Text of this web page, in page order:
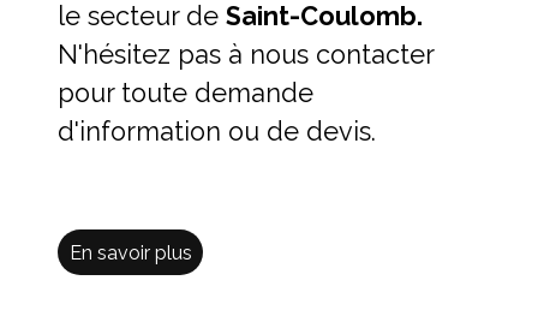
le secteur de Saint-Coulomb.
N'hésitez pas à nous contacter
pour toute demande
d'information ou de devis.
En savoir plus